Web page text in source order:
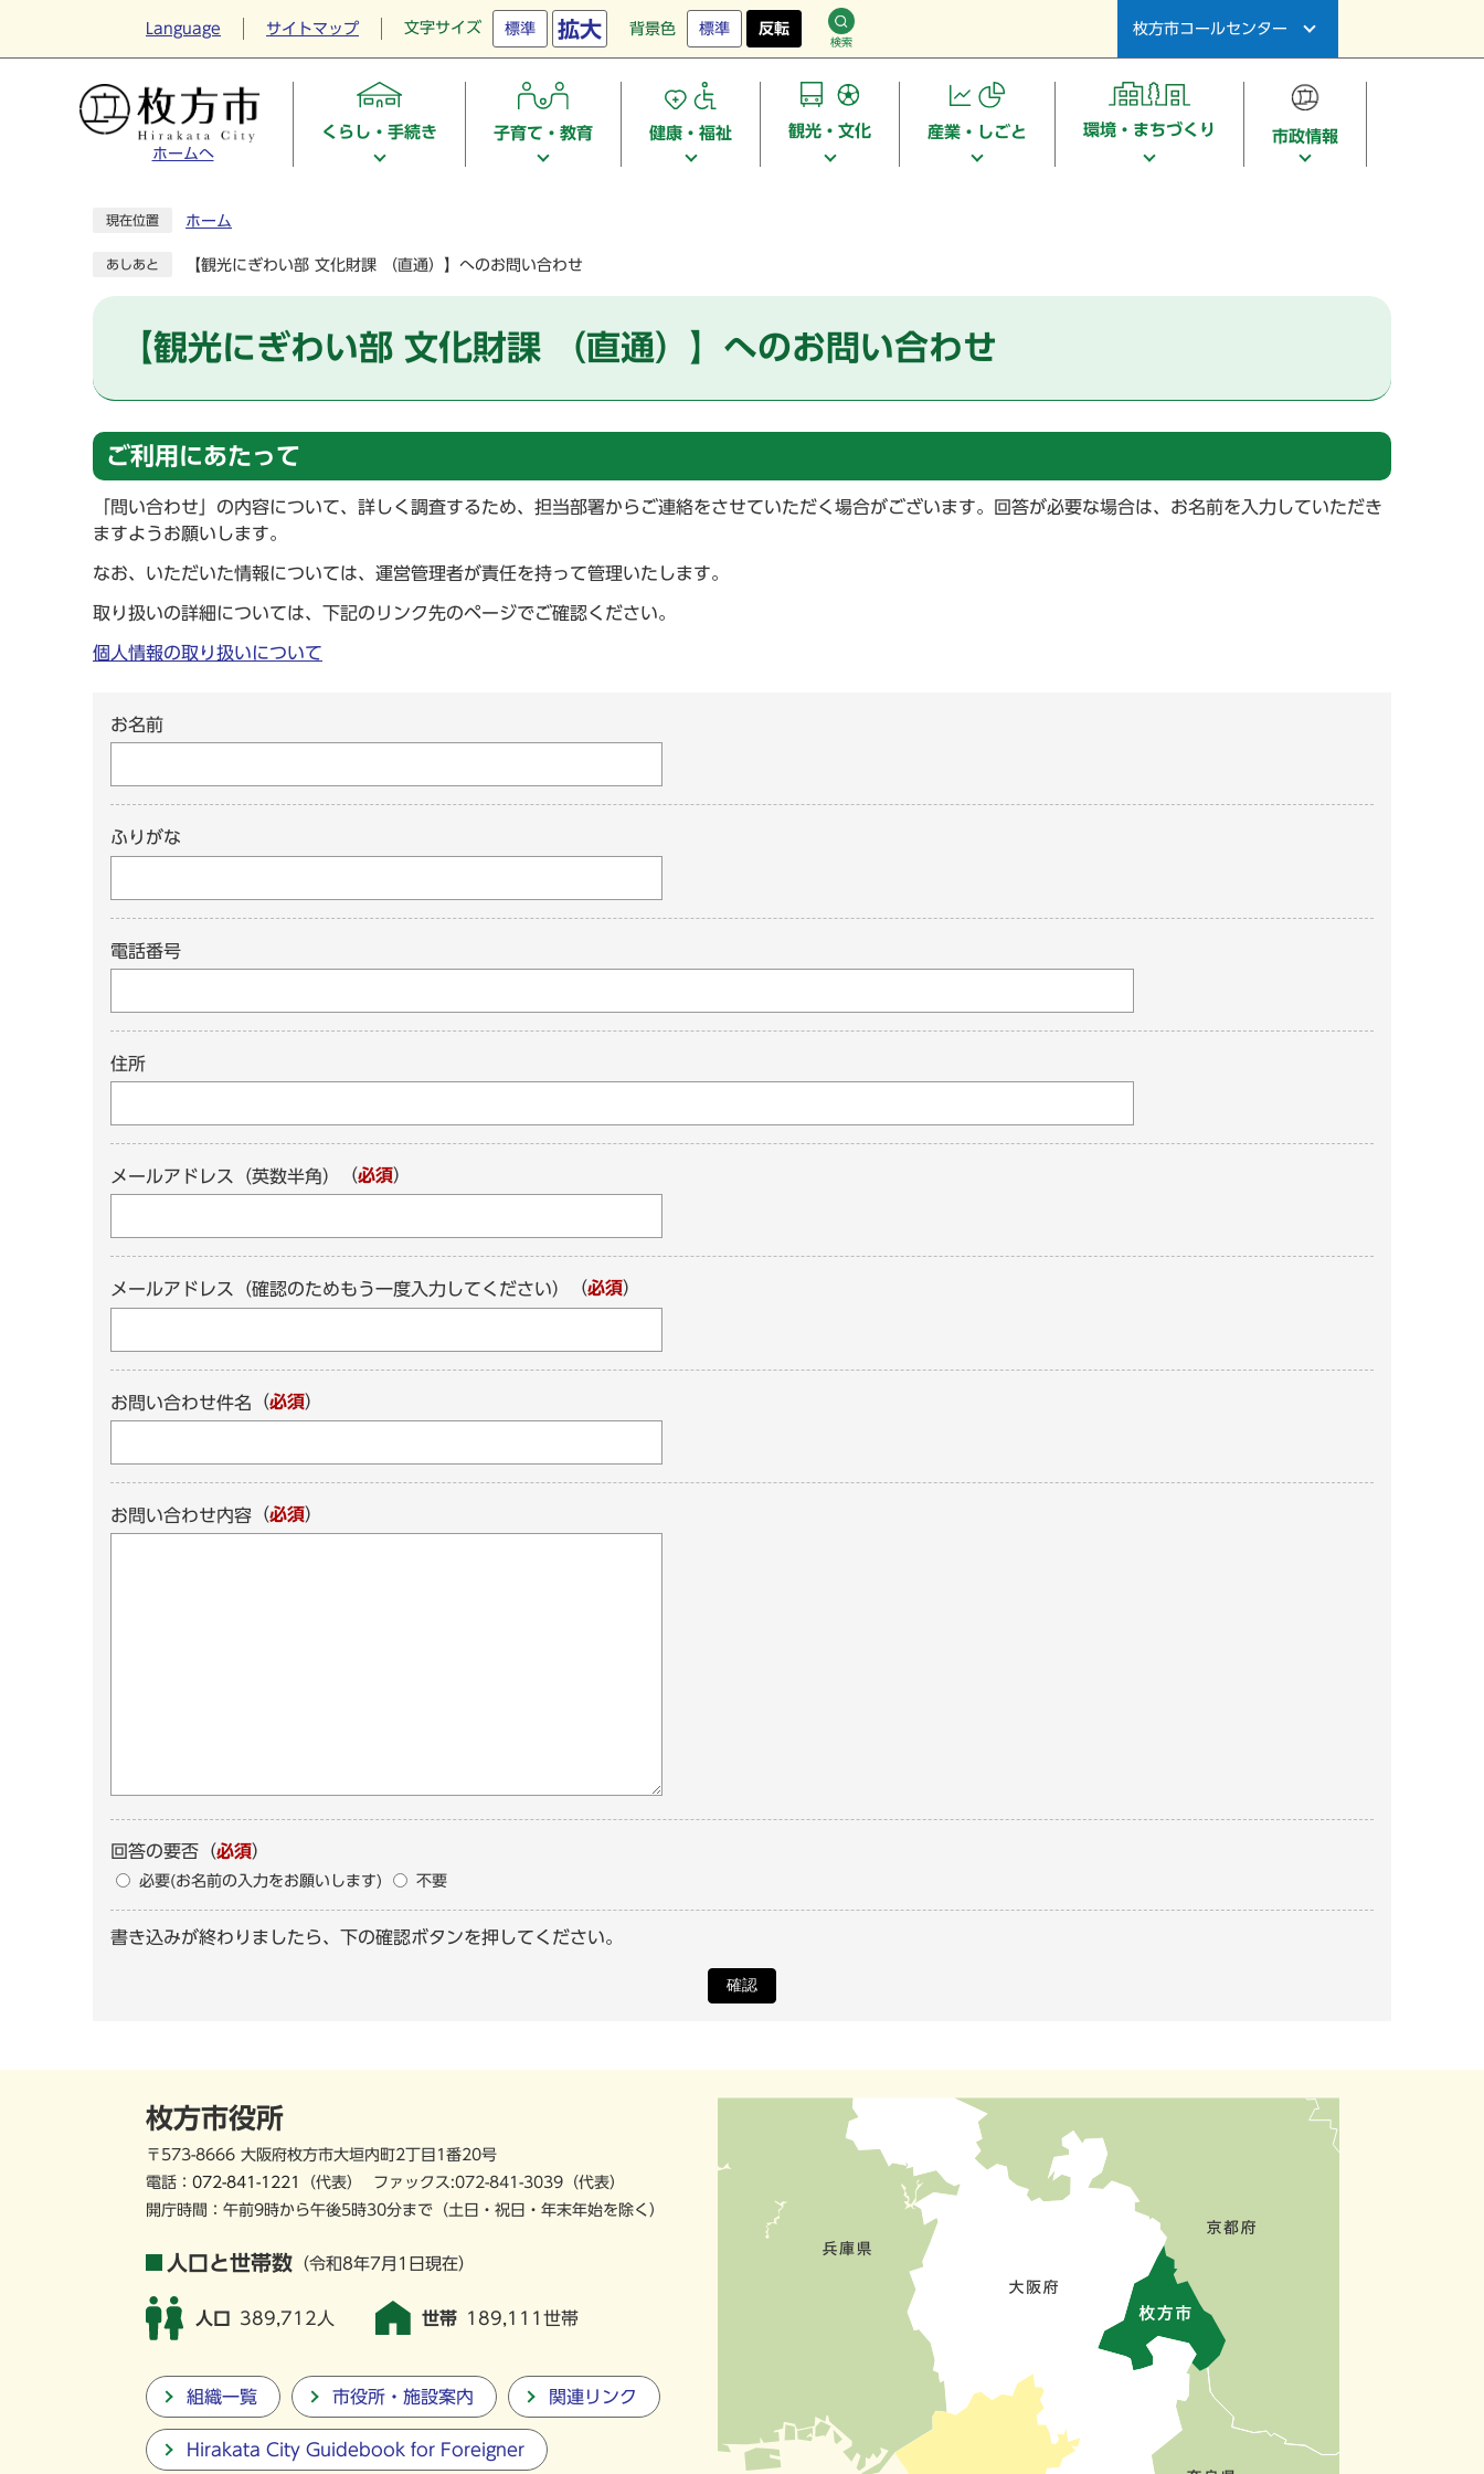
Language サイトマップ 文字サイズ 標準 拡大 背景色 標準 反転
検索
枚方市コールセンター
ホームへ
くらし・手続き 子育て・教育 健康・福祉 観光・文化 産業・しごと 環境・まちづくり 市政情報
現在位置 ホーム
あしあと 【観光にぎわい部 文化財課 （直通）】へのお問い合わせ
【観光にぎわい部 文化財課 （直通）】へのお問い合わせ
ご利用にあたって
「問い合わせ」の内容について、詳しく調査するため、担当部署からご連絡をさせていただく場合がございます。回答が必要な場合は、お名前を入力していただき
ますようお願いします。
なお、いただいた情報については、運営管理者が責任を持って管理いたします。
取り扱いの詳細については、下記のリンク先のページでご確認ください。
個人情報の取り扱いについて
お名前
ふりがな
電話番号
住所
メールアドレス（英数半角） （必須）
メールアドレス（確認のためもう一度入力してください） （必須）
お問い合わせ件名 （必須）
お問い合わせ内容 （必須）
回答の要否 （必須）
必要(お名前の入力をお願いします) 不要
書き込みが終わりましたら、下の確認ボタンを押してください。
確認
枚方市役所
〒573-8666 大阪府枚方市大垣内町2丁目1番20号
電話： 072-841-1221 （代表） ファックス:072-841-3039（代表）
開庁時間：午前9時から午後5時30分まで （土日・祝日・年末年始を除く）
人口と世帯数 （令和8年7月1日現在）
人口 389,712人 世帯 189,111世帯
組織一覧 市役所・施設案内 関連リンク
Hirakata City Guidebook for Foreigner